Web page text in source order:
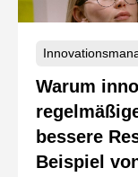
Warum
bessere
Beispiel